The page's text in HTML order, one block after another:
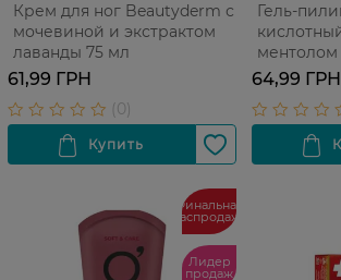
Крем для ног Beautyderm с
мочевиной и экстрактом
лаванды 75 мл
61,99 ГРН
Гель-
ментолом
64,99 ГРН
Финальная
распродажа
Лидер
продаж